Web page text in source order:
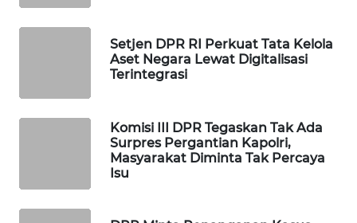
Setjen DPR RI Perkuat Tata Kelola
Aset Negara Lewat Digitalisasi
Terintegrasi
Komisi III DPR Tegaskan Tak Ada
Surpres Pergantian Kapolri,
Masyarakat Diminta Tak Percaya
Isu
Network
WALINKI
ID